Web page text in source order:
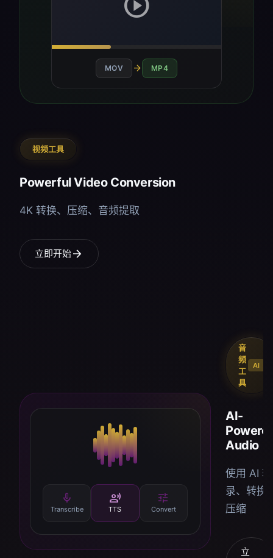
MOV arrow_forward MP4
视频工具
Powerful Video Conversion
4K 转换、压缩、音频提取
立即开始arrow_forward
mic
Transcribe
record_voice_over
TTS
tune
Convert
音
频
工
具
AI
AI-
Audio
使用 AI 转
录、转换
压缩
立